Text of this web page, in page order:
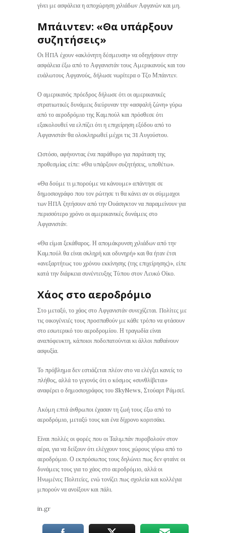
γίνει με ασφάλεια η αποχώρηση χιλιάδων Αφγανών και μη.
Μπάιντεν: «Θα υπάρξουν
συζητήσεις»
Οι ΗΠΑ έχουν «ακλόνητη δέσμευση» να οδηγήσουν στην
ασφάλεια έξω από το Αφγανιστάν τους Αμερικανούς και του
ευάλωτους Αφγανούς, δήλωσε νωρίτερα ο Τζο Μπάιντεν.
Ο αμερικανός πρόεδρος δήλωσε ότι οι αμερικανικές
στρατιωτικές δυνάμεις διεύρυναν την «ασφαλή ζώνη» γύρω
από το αεροδρόμιο της Καμπούλ και πρόσθεσε ότι
εξακολουθεί να ελπίζει ότι η επιχείρηση εξόδου από το
Αφγανιστάν θα ολοκληρωθεί μέχρι τις 31 Αυγούστου.
Ωστόσο, αφήνοντας ένα παράθυρο για παράταση της
προθεσμίας είπε: «Θα υπάρξουν συζητήσεις, υποθέτω».
«Θα δούμε τι μπορούμε να κάνουμε» απάντησε σε
δημοσιογράφο που τον ρώτησε τι θα κάνει αν οι σύμμαχοι
των ΗΠΑ ζητήσουν από την Ουάσιγκτον να παραμείνουν για
περισσότερο χρόνο οι αμερικανικές δυνάμεις στο
Αφγανιστάν.
«Θα είμαι ξεκάθαρος. Η απομάκρυνση χιλιάδων από την
Καμπούλ θα είναι σκληρή και οδυνηρή» και θα ήταν έτσι
«ανεξαρτήτως του χρόνου εκκίνησης (της επιχείρησης)», είπε
κατά την διάρκεια συνέντευξης Τύπου στον Λευκό Οίκο.
Χάος στο αεροδρόμιο
Στο μεταξύ, το χάος στο Αφγανιστάν συνεχίζεται. Πολίτες με
τις οικογένειές τους προσπαθούν με κάθε τρόπο να φτάσουν
στο εσωτερικό του αεροδρομίου. Η τραγωδία είναι
αναπόφευκτη, κάποιοι ποδοπατούνται κι άλλοι παθαίνουν
ασφυξία.
Το πρόβλημα δεν εστιάζεται πλέον στο να ελέγξει κανείς το
πλήθος, αλλά το γεγονός ότι ο κόσμος «συνθλίβεται»
αναφέρει ο δημοσιογράφος του SkyNews, Στούαρτ Ράμσεϊ.
Ακόμη επτά άνθρωποι έχασαν τη ζωή τους έξω από το
αεροδρόμιο, μεταξύ τους και ένα δίχρονο κοριτσάκι.
Είναι πολλές οι φορές που οι Ταλιμπάν πυροβολούν στον
αέρα, για να δείξουν ότι ελέγχουν τους χώρους γύρω από το
αεροδρόμιο. Ο εκπρόσωπος τους δηλώνει πως δεν φταίνε οι
δυνάμεις τους για το χάος στο αεροδρόμιο, αλλά οι
Ηνωμένες Πολιτείες, ενώ τονίζει πως σχολεία και κολλέγια
μπορούν να ανοίξουν και πάλι.
in.gr